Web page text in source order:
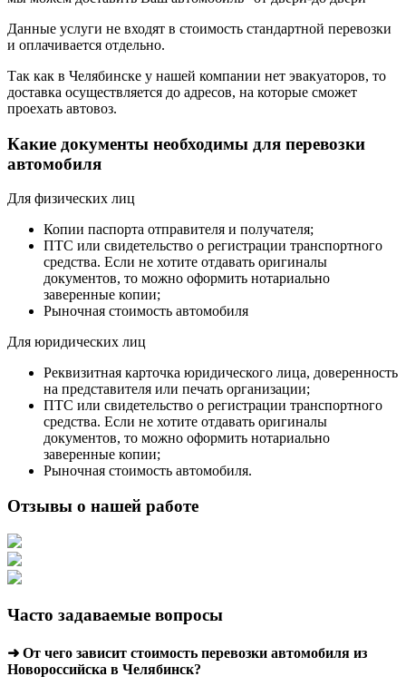
Данные услуги не входят в стоимость стандартной перевозки
и оплачивается отдельно.
Так как в Челябинске у нашей компании нет эвакуаторов, то
доставка осуществляется до адресов, на которые сможет
проехать автовоз.
Какие документы необходимы для перевозки
автомобиля
Для физических лиц
Копии паспорта отправителя и получателя;
ПТС или свидетельство о регистрации транспортного
средства. Если не хотите отдавать оригиналы
документов, то можно оформить нотариально
заверенные копии;
Рыночная стоимость автомобиля
Для юридических лиц
Реквизитная карточка юридического лица, доверенность
на представителя или печать организации;
ПТС или свидетельство о регистрации транспортного
средства. Если не хотите отдавать оригиналы
документов, то можно оформить нотариально
заверенные копии;
Рыночная стоимость автомобиля.
Отзывы о нашей работе
Часто задаваемые вопросы
➜ От чего зависит стоимость перевозки автомобиля из
Новороссийска в Челябинск?